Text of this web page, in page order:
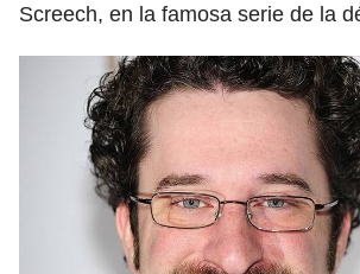
Screech, en la famosa serie de la